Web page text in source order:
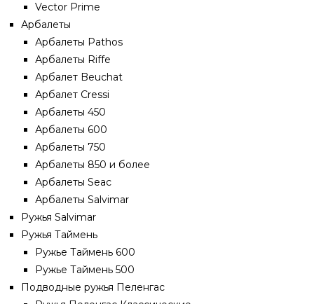
Vector Prime
Арбалеты
Арбалеты Pathos
Арбалеты Riffe
Арбалет Beuchat
Арбалет Cressi
Арбалеты 450
Арбалеты 600
Арбалеты 750
Арбалеты 850 и более
Арбалеты Seac
Арбалеты Salvimar
Ружья Salvimar
Ружья Таймень
Ружье Таймень 600
Ружье Таймень 500
Подводные ружья Пеленгас